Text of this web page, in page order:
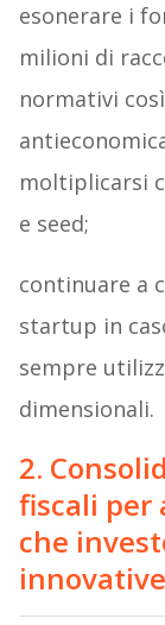
esonerare i
milioni di
normativi
moltiplicarsi
e seed;
continuare a
startup in
sempre
dimensionali.
2.
fiscali per
che
innovative